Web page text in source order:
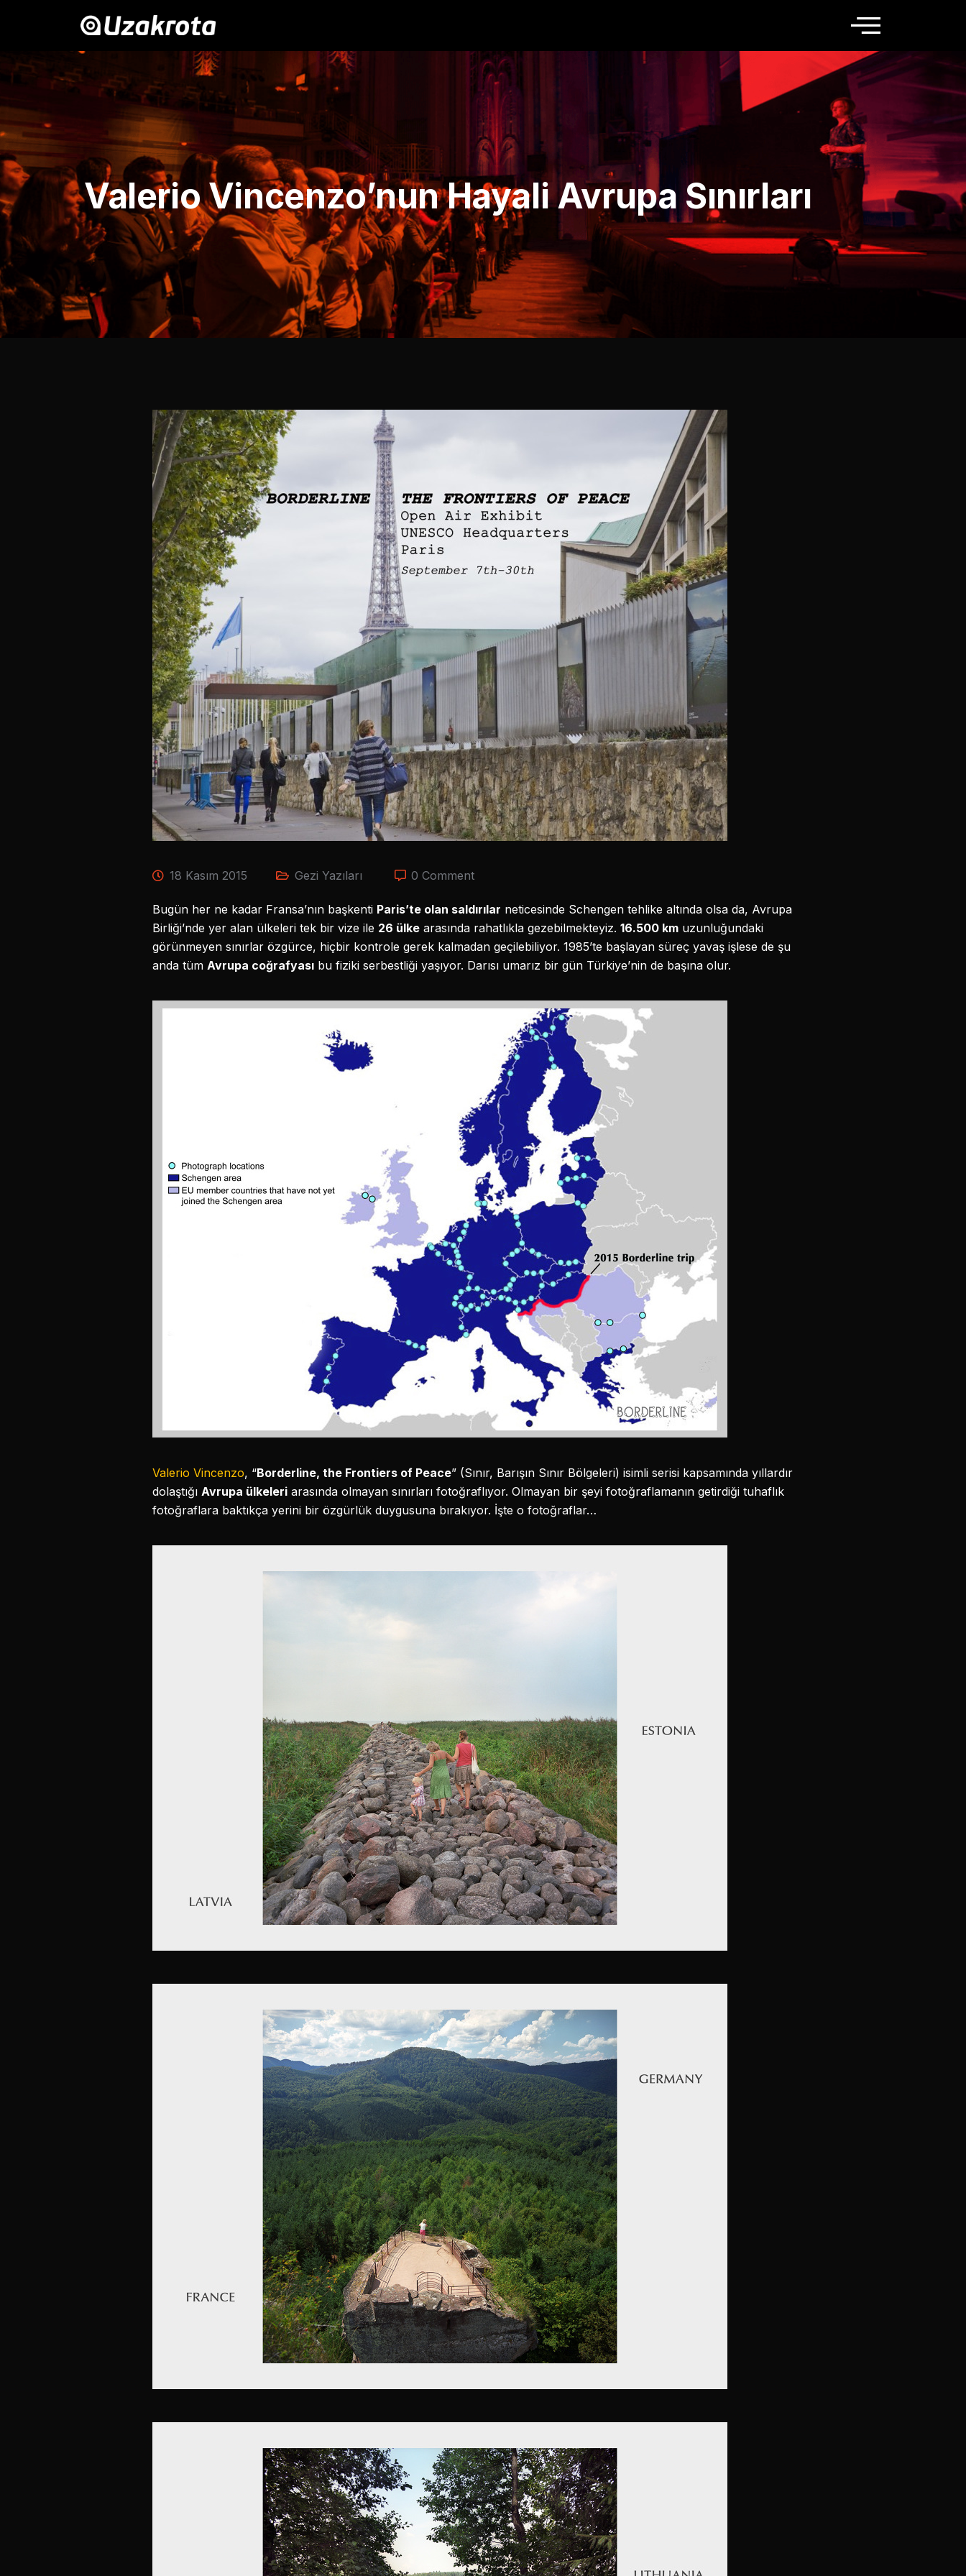
Valerio Vincenzo’nun Hayali Avrupa Sınırları
18 Kasım 2015 Gezi Yazıları 0 Comment
Bugün her ne kadar Fransa’nın başkenti Paris’te olan saldırılar neticesinde Schengen tehlike altında olsa da, Avrupa
Birliği’nde yer alan ülkeleri tek bir vize ile 26 ülke arasında rahatlıkla gezebilmekteyiz. 16.500 km uzunluğundaki
görünmeyen sınırlar özgürce, hiçbir kontrole gerek kalmadan geçilebiliyor. 1985’te başlayan süreç yavaş işlese de şu
anda tüm Avrupa coğrafyası bu fiziki serbestliği yaşıyor. Darısı umarız bir gün Türkiye’nin de başına olur.
Valerio Vincenzo, “Borderline, the Frontiers of Peace” (Sınır, Barışın Sınır Bölgeleri) isimli serisi kapsamında yıllardır
dolaştığı Avrupa ülkeleri arasında olmayan sınırları fotoğraflıyor. Olmayan bir şeyi fotoğraflamanın getirdiği tuhaflık
fotoğraflara baktıkça yerini bir özgürlük duygusuna bırakıyor. İşte o fotoğraflar…